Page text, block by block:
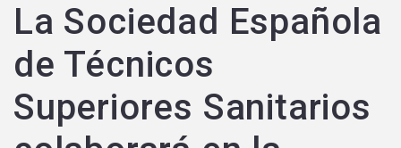
La Sociedad Española
de Técnicos
Superiores Sanitarios